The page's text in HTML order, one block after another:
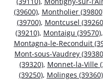
(39600), Montholier
(39700), Montcusel
(39210), Montaigu (39570),
Montagna-le-Reconduit
Mont-sous-Vaudrey
(39320), Monnet-la-Ville
(39250), Molinges (39360)